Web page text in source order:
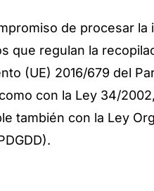
de procesar
que regulan la
(UE) 2016/679 del
con la Ley 34/
también con la Ley